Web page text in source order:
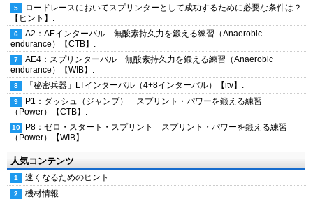
ロードレースにおいてスプリンターとして成功するために必要な条件は？
【ヒント】.
A2：AEインターバル 無酸素持久力を鍛える練習（Anaerobic
endurance）【CTB】.
AE4：スプリンターバル 無酸素持久力を鍛える練習（Anaerobic
endurance）【WIB】.
「秘密兵器」LTインターバル（4+8インターバル）【itv】.
P1：ダッシュ（ジャンプ） スプリント・パワーを鍛える練習
（Power）【CTB】.
P8：ゼロ・スタート・スプリント スプリント・パワーを鍛える練習
（Power）【WIB】.
人気コンテンツ
速くなるためのヒント
機材情報